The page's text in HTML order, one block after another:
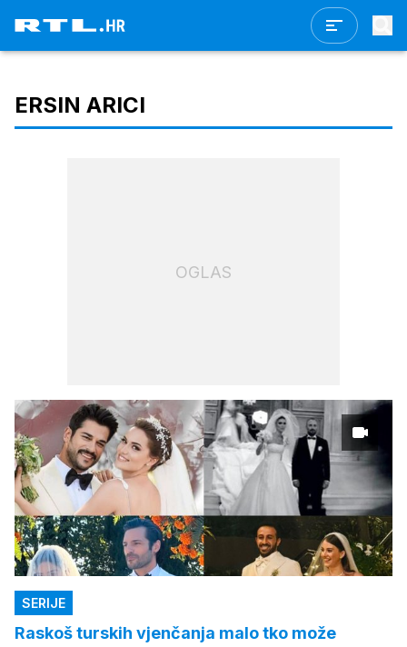
ERSIN ARICI
OGLAS
SERIJE
Raskoš turskih vjenčanja malo tko može